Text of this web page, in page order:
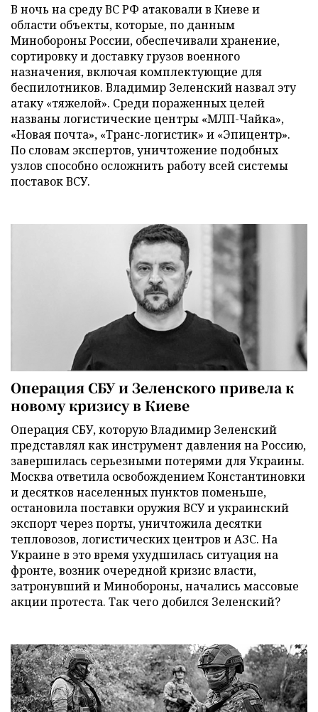
В ночь на среду ВС РФ атаковали в Киеве и
области объекты, которые, по данным
Минобороны России, обеспечивали хранение,
сортировку и доставку грузов военного
назначения, включая комплектующие для
беспилотников. Владимир Зеленский назвал эту
атаку «тяжелой». Среди пораженных целей
названы логистические центры «МЛП-Чайка»,
«Новая почта», «Транс-логистик» и «Эпицентр».
По словам экспертов, уничтожение подобных
узлов способно осложнить работу всей системы
поставок ВСУ.
Операция СБУ и Зеленского привела к
новому кризису в Киеве
Операция СБУ, которую Владимир Зеленский
представлял как инструмент давления на Россию,
завершилась серьезными потерями для Украины.
Москва ответила освобождением Константиновки
и десятков населенных пунктов поменьше,
остановила поставки оружия ВСУ и украинский
экспорт через порты, уничтожила десятки
тепловозов, логистических центров и АЗС. На
Украине в это время ухудшилась ситуация на
фронте, возник очередной кризис власти,
затронувший и Минобороны, начались массовые
акции протеста. Так чего добился Зеленский?